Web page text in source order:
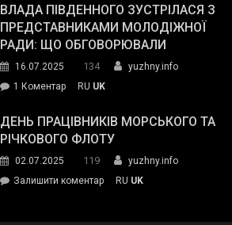
окупанти.
Маємо
діяти
команда
Південного
провів
інспекцію
укриття
ВЛАДА ПІВДЕННОГО ЗУСТРІЛАСЯ З
ПРЕДСТАВНИКАМИ МОЛОДІЖНОЇ
РАДИ: ЩО ОБГОВОРЮВАЛИ
16.07.2025 134
yuzhny.info
1 Коментардо
Південного
зустрілася
представниками
молодіжної
RU UK
ДЕНЬ ПРАЦІВНИКІВ МОРСЬКОГО ТА
РІЧКОВОГО ФЛОТУ
02.07.2025 119
yuzhny.info
Залишити коментарon
RU UK